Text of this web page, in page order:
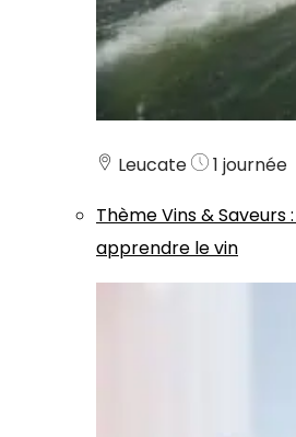
Leucate
1 journée
ThèmeVins & Saveurs:
apprendre le vin